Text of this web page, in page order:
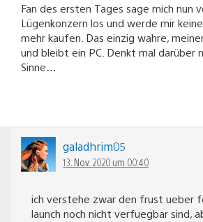
Fan des ersten Tages sage mich nun
Lügenkonzern los und werde mir
mehr kaufen. Das einzig wahre,
und bleibt ein PC. Denkt mal darüber
Sinne…
galadhrim05
13. Nov. 2020 um 00:40
ich verstehe zwar den frust ueber
launch noch nicht verfuegbar sind,